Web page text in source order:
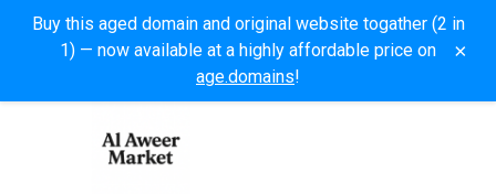
Buy this aged domain and original website togather (2 in
1) — now available at a highly affordable price on
age.domains!
×